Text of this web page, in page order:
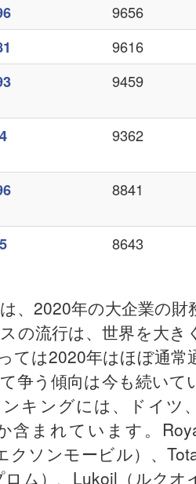
9656
9616
9459
9362
8841
8643
、2020年の大企業の財
の流行は、世界を大き
ては2020年はほぼ通常
う傾向は今も続いて
キングには、ドイツ
含まれています。
ソンモービル）、
ム）、Lukoil（ルクオ